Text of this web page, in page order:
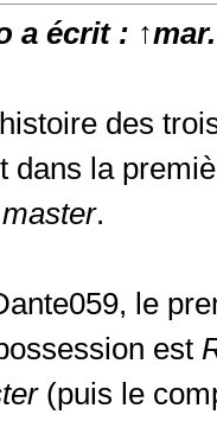
a écrit : ↑
des
dans la
.
le
est
(puis le